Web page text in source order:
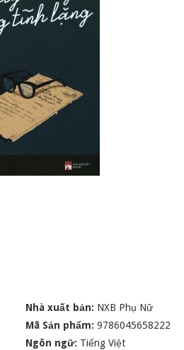
Nhà xuất bản: NXB Phụ Nữ
Mã Sản phẩm: 9786045658222
Ngôn ngữ: Tiếng Việt